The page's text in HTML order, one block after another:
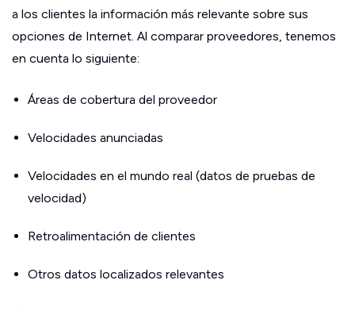
a los clientes la información más relevante sobre sus
opciones de Internet. Al comparar proveedores, tenemos
en cuenta lo siguiente:
Áreas de cobertura del proveedor
Velocidades anunciadas
Velocidades en el mundo real (datos de pruebas de
velocidad)
Retroalimentación de clientes
Otros datos localizados relevantes